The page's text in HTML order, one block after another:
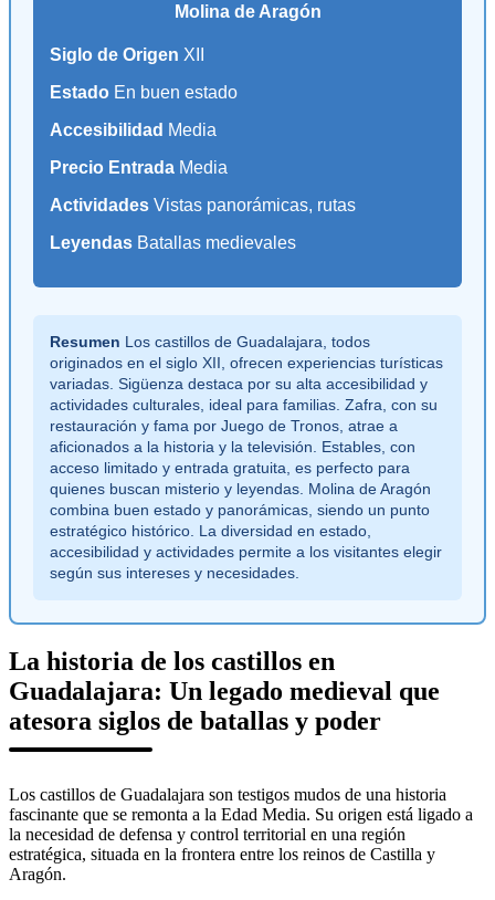
Molina de Aragón
Siglo de Origen XII
Estado En buen estado
Accesibilidad Media
Precio Entrada Media
Actividades Vistas panorámicas, rutas
Leyendas Batallas medievales
Resumen Los castillos de Guadalajara, todos
originados en el siglo XII, ofrecen experiencias turísticas
variadas. Sigüenza destaca por su alta accesibilidad y
actividades culturales, ideal para familias. Zafra, con su
restauración y fama por Juego de Tronos, atrae a
aficionados a la historia y la televisión. Estables, con
acceso limitado y entrada gratuita, es perfecto para
quienes buscan misterio y leyendas. Molina de Aragón
combina buen estado y panorámicas, siendo un punto
estratégico histórico. La diversidad en estado,
accesibilidad y actividades permite a los visitantes elegir
según sus intereses y necesidades.
La historia de los castillos en
Guadalajara: Un legado medieval que
atesora siglos de batallas y poder
Los castillos de Guadalajara son testigos mudos de una historia
fascinante que se remonta a la Edad Media. Su origen está ligado a
la necesidad de defensa y control territorial en una región
estratégica, situada en la frontera entre los reinos de Castilla y
Aragón.